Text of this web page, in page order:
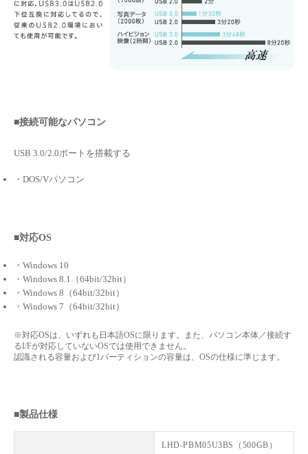
■接続可能なパソコン
USB 3.0/2.0ポートを搭載する
・DOS/Vパソコン
■対応OS
・Windows 10
・Windows 8.1（64bit/32bit）
・Windows 8（64bit/32bit）
・Windows 7（64bit/32bit）
※対応OSは、いずれも日本語OSに限ります。また、パソコン本体／接続す
るI/Fが対応していないOSでは使用できません。
認識される容量および1パーティションの容量は、OSの仕様に準じます。
■製品仕様
LHD-PBM05U3BS（500GB）